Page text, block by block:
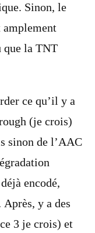
Sinon, le
que la TNT
ce qu’il y a
(je crois)
sinon de l’AAC
encodé,
y a des
3 je crois) et